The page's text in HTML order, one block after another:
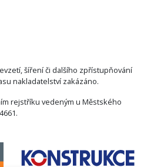
šíření či dalšího zpřístupňování
nakladatelství zakázáno.
rejstříku vedeným u Městského